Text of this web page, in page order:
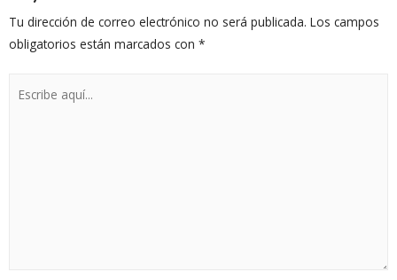
Tu dirección de correo electrónico no será publicada. Los campos
obligatorios están marcados con *